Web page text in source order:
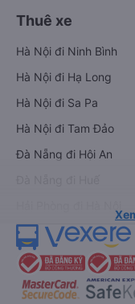
Thuê xe
Hà Nội đi Ninh Bình
Hà Nội đi Hạ Long
Hà Nội đi Sa Pa
Hà Nội đi Tam Đảo
Đà Nẵng đi Hội An